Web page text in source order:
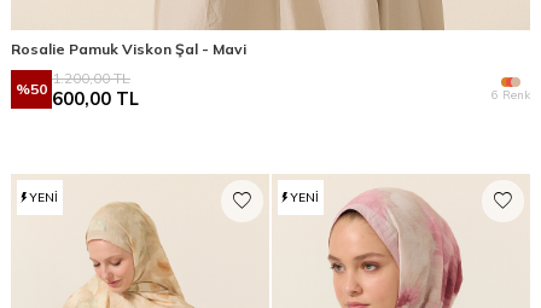
Rosalie Pamuk Viskon Şal - Mavi
%50
1.200,00TL
600,00 TL 6 Renk
YENI YENI